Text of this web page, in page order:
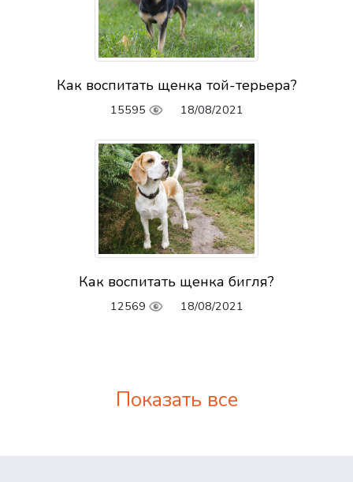
Как воспитать щенка той-терьера?
15595 18/08/2021
Как воспитать щенка бигля?
12569 18/08/2021
Показать все